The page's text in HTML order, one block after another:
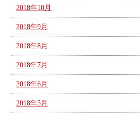
2018年10月
2018年9月
2018年8月
2018年7月
2018年6月
2018年5月